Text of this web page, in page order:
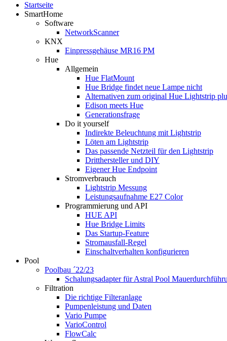
Startseite
SmartHome
Software
NetworkScanner
KNX
Einpressgehäuse MR16 PM
Hue
Allgemein
Hue FlatMount
Hue Bridge findet neue Lampe nicht
Alternativen zum original Hue Lightstrip
Edison meets Hue
Generationsfrage
Do it yourself
Indirekte Beleuchtung mit Lightstrip
Löten am Lightstrip
Das passende Netzteil für den Lightstrip
Dritthersteller und DIY
Eigener Hue Endpoint
Stromverbrauch
Lightstrip Messung
Leistungsaufnahme E27 Color
Programmierung und API
HUE API
Hue Bridge Limits
Das Startup-Feature
Stromausfall-Regel
Einschaltverhalten konfigurieren
Pool
Poolbau ´22/23
Schalungs­adapter für Astral Pool
Filtration
Die richtige Filter­anlage
Pumpenleistung und Daten
Vario Pumpe
Vario­Control
FlowCalc